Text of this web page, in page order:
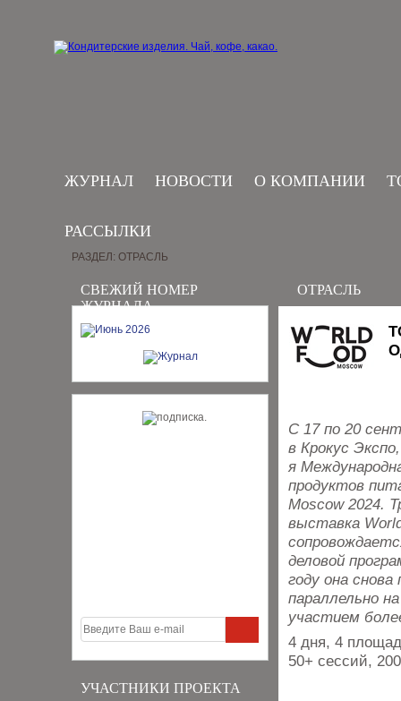
ЖУРНАЛ НОВОСТИ О КОМПАНИИ
РАССЫЛКИ
СВЕЖИЙ НОМЕР
ЖУРНАЛА
УЧАСТНИКИ ПРОЕКТА
РАЗДЕЛ: ОТРАСЛЬ
ОТРАСЛЬ
С 17 по 20
в Крокус
я
продуктов
Moscow 2024.
выставка
деловой
году она снова
параллельно
участием
4 дня, 4
50+ сессий,